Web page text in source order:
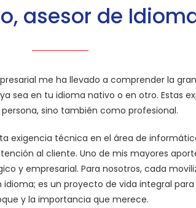
asesor de
me ha llevado a comprender la
sea en tu idioma nativo o en otro. Estas
sino también como profesional.
exigencia técnica en el área de
al cliente. Uno de mis mayores
y empresarial. Para nosotros, cada
es un proyecto de vida integral
y la importancia que merece.